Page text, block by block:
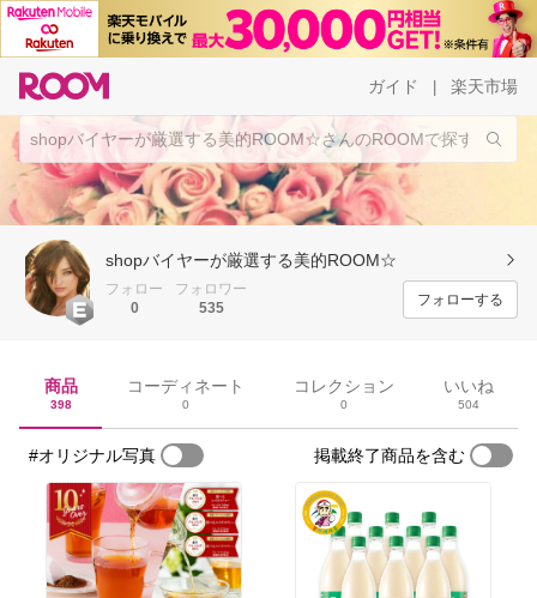
ガイド 楽天市場
shopバイヤーが厳選する美的ROOM☆
フォロー
0
フォロワー
535
フォローする
商品
398
コーディネート
0
コレクション
0
いいね
504
#オリジナル写真 掲載終了商品を含む